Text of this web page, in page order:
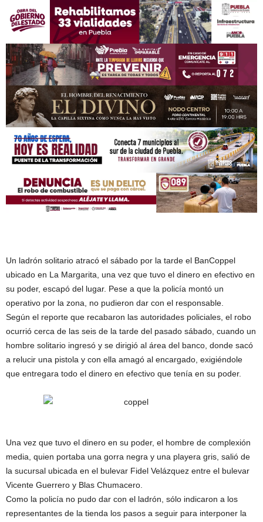
Un ladrón solitario atracó el sábado por la tarde el BanCoppel
ubicado en La Margarita, una vez que tuvo el dinero en efectivo en
su poder, escapó del lugar. Pese a que la policía montó un
operativo por la zona, no pudieron dar con el responsable.
Según el reporte que recabaron las autoridades policiales, el robo
ocurrió cerca de las seis de la tarde del pasado sábado, cuando un
hombre solitario ingresó y se dirigió al área del banco, donde sacó
a relucir una pistola y con ella amagó al encargado, exigiéndole
que entregara todo el dinero en efectivo que tenía en su poder.
Una vez que tuvo el dinero en su poder, el hombre de complexión
media, quien portaba una gorra negra y una playera gris, salió de
la sucursal ubicada en el bulevar Fidel Velázquez entre el bulevar
Vicente Guerrero y Blas Chumacero.
Como la policía no pudo dar con el ladrón, sólo indicaron a los
representantes de la tienda los pasos a seguir para interponer la